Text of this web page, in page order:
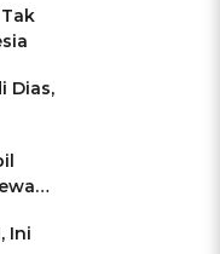
Dias,
Ini